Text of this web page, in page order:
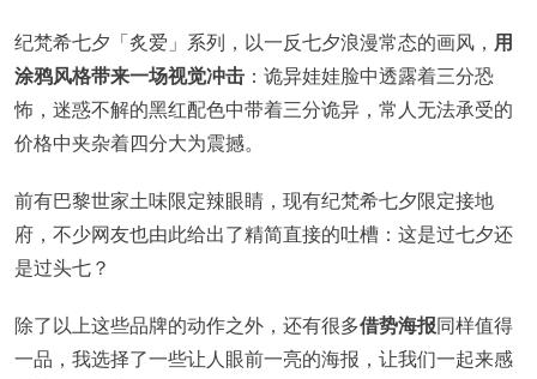
纪梵希七夕「炙爱」系列，以一反七夕浪漫常态的画风， 用
涂鸦风格带来一场视觉冲击 ：诡异娃娃脸中透露着三分恐
怖，迷惑不解的黑红配色中带着三分诡异，常人无法承受的
价格中夹杂着四分大为震撼。
前有巴黎世家土味限定辣眼睛，现有纪梵希七夕限定接地
府，不少网友也由此给出了精简直接的吐槽：这是过七夕还
是过头七？
除了以上这些品牌的动作之外，还有很多借势海报同样值得
一品，我选择了一些让人眼前一亮的海报，让我们一起来感